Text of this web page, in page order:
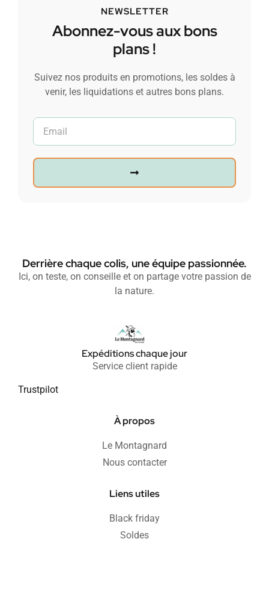
NEWSLETTER
Abonnez-vous aux bons
plans !
Suivez nos produits en promotions, les soldes à
venir, les liquidations et autres bons plans.
Derrière chaque colis, une équipe passionnée.
Ici, on teste, on conseille et on partage votre passion de
la nature.
Expéditions chaque jour
Service client rapide
Trustpilot
À propos
Le Montagnard
Nous contacter
Liens utiles
Black friday
Soldes